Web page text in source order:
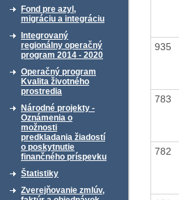
Fond pre azyl,
migráciu a integráciu
Integrovaný
regionálny operačný
program 2014 - 2020
Operačný program
Kvalita životného
prostredia
Národné projekty -
Oznámenia o
možnosti
predkladania žiadostí
o poskytnutie
finančného príspevku
Štatistiky
Zverejňovanie zmlúv,
935
783
782